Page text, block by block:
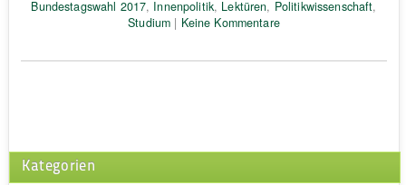
Bundestagswahl 2017, Innenpolitik, Lektüren, Politikwissenschaft,
Studium | Keine Kommentare
Kategorien